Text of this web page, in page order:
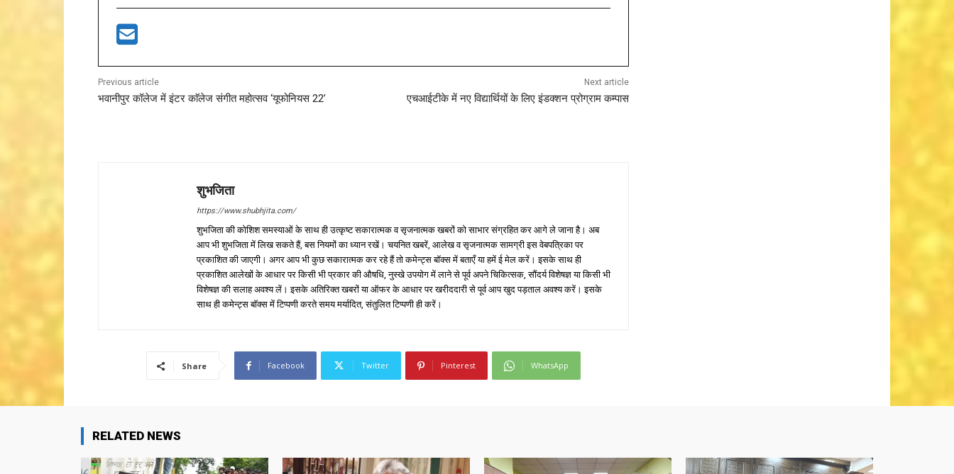
Previous article
भवानीपुर कॉलेज में इंटर काॅलेज संगीत महोत्सव ‘यूफोनियस 22’
Next article
एचआईटीके में नए विद्यार्थियों के लिए इंडक्शन प्रोग्राम कम्पास
शुभजिता
https://www.shubhjita.com/
शुभजिता की कोशिश समस्याओं के साथ ही उत्कृष्ट सकारात्मक व सृजनात्मक खबरों को साभार संग्रहित कर आगे ले जाना है। अब
आप भी शुभजिता में लिख सकते हैं, बस नियमों का ध्यान रखें। चयनित खबरें, आलेख व सृजनात्मक सामग्री इस वेबपत्रिका पर
प्रकाशित की जाएगी। अगर आप भी कुछ सकारात्मक कर रहे हैं तो कमेन्ट्स बॉक्स में बताएँ या हमें ई मेल करें। इसके साथ ही
प्रकाशित आलेखों के आधार पर किसी भी प्रकार की औषधि, नुस्खे उपयोग में लाने से पूर्व अपने चिकित्सक, सौंदर्य विशेषज्ञ या किसी भी
विशेषज्ञ की सलाह अवश्य लें। इसके अतिरिक्त खबरों या ऑफर के आधार पर खरीददारी से पूर्व आप खुद पड़ताल अवश्य करें। इसके
साथ ही कमेन्ट्स बॉक्स में टिप्पणी करते समय मर्यादित, संतुलित टिप्पणी ही करें।
Share Facebook Twitter Pinterest WhatsApp
RELATED NEWS